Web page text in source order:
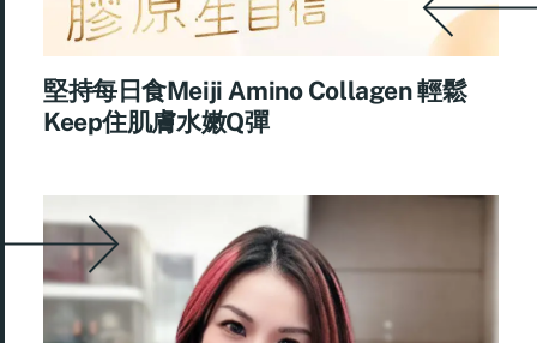
堅持每日食Meiji Amino Collagen 輕鬆
Keep住肌膚水嫩Q彈